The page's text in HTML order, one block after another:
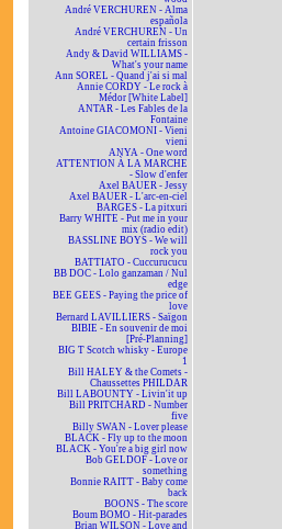
André VERCHUREN - Alma
española
André VERCHUREN - Un
certain frisson
Andy & David WILLIAMS -
What's your name
Ann SOREL - Quand j'ai si mal
Annie CORDY - Le rock à
Médor [White Label]
ANTAR - Les Fables de la
Fontaine
Antoine GIACOMONI - Vieni
vieni
ANYA - One word
ATTENTION À LA MARCHE
- Slow d'enfer
Axel BAUER - Jessy
Axel BAUER - L'arc-en-ciel
BARGES - La pitxuri
Barry WHITE - Put me in your
mix (radio edit)
BASSLINE BOYS - We will
rock you
BATTIATO - Cuccurucucu
BB DOC - Lolo ganzaman / Nul
edge
BEE GEES - Paying the price of
love
Bernard LAVILLIERS - Saïgon
BIBIE - En souvenir de moi
[Pré-Planning]
BIG T Scotch whisky - Europe
1
Bill HALEY & the Comets -
Chaussettes PHILDAR
Bill LABOUNTY - Livin'it up
Bill PRITCHARD - Number
five
Billy SWAN - Lover please
BLACK - Fly up to the moon
BLACK - You're a big girl now
Bob GELDOF - Love or
something
Bonnie RAITT - Baby come
back
BOONS - The score
Boum BOMO - Hit-parades
Brian WILSON - Love and